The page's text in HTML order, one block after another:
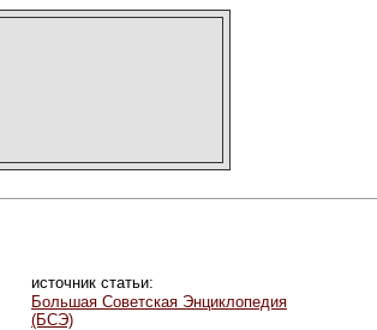
источник статьи:
Большая Советская Энциклопедия
(БСЭ)